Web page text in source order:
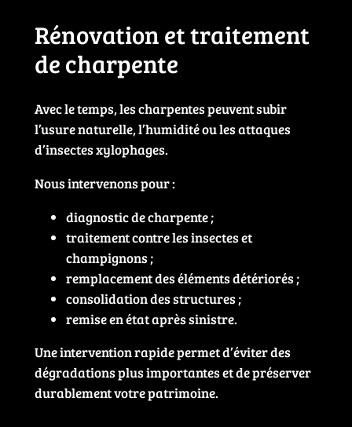
Rénovation et traitement
de charpente
Avec le temps, les charpentes peuvent subir
l’usure naturelle, l’humidité ou les attaques
d’insectes xylophages.
Nous intervenons pour :
diagnostic de charpente ;
traitement contre les insectes et
champignons ;
remplacement des éléments détériorés ;
consolidation des structures ;
remise en état après sinistre.
Une intervention rapide permet d’éviter des
dégradations plus importantes et de préserver
durablement votre patrimoine.